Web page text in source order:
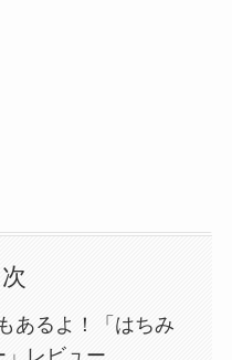
あるよ！「はちみ